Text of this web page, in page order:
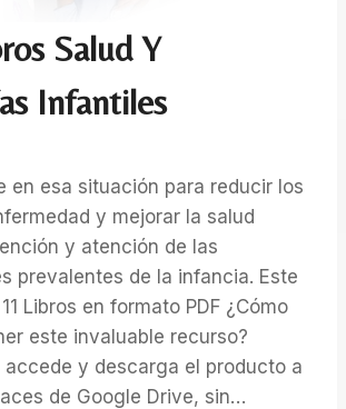
Salud Y
Infantiles
en esa situación para reducir los
y mejorar la salud
y atención de las
prevalentes de la infancia. Este
Libros en formato PDF ¿Cómo
este invaluable recurso?
accede y descarga el producto a
de Google Drive, sin…